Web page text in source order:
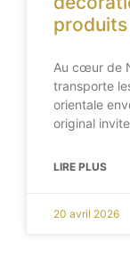
Au cœur de
transporte
orientale
original
LIRE PLUS
20 avril 2026